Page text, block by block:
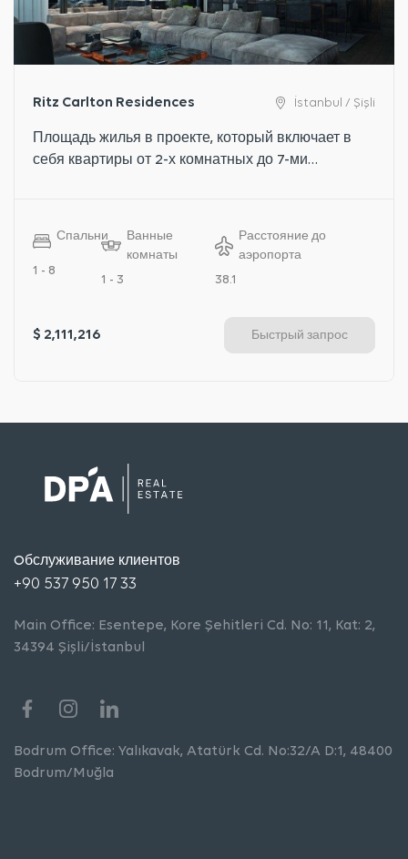
Ritz Carlton Residences İstanbul / Şişli
Площадь жилья в проекте, который включает в
себя квартиры от 2-х комнатных до 7-ми
Спальни
1 - 8
Ванные
комнаты
1 - 3
Расстояние до
аэропорта
38.1
$ 2,111,216 Быстрый запрос
Oбслуживание клиентов
+90 537 950 17 33
Main Office: Esentepe, Kore Şehitleri Cd. No: 11, Kat: 2,
34394 Şişli/İstanbul
Bodrum Office: Yalıkavak, Atatürk Cd. No:32/A D:1, 48400
Bodrum/Muğla